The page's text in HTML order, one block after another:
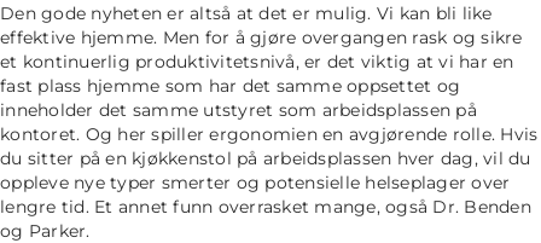
Den gode nyheten er altså at det er mulig. Vi kan bli like
effektive hjemme. Men for å gjøre overgangen rask og sikre
et kontinuerlig produktivitetsnivå, er det viktig at vi har en
fast plass hjemme som har det samme oppsettet og
inneholder det samme utstyret som arbeidsplassen på
kontoret. Og her spiller ergonomien en avgjørende rolle. Hvis
du sitter på en kjøkkenstol på arbeidsplassen hver dag, vil du
oppleve nye typer smerter og potensielle helseplager over
lengre tid. Et annet funn overrasket mange, også Dr. Benden
og Parker.